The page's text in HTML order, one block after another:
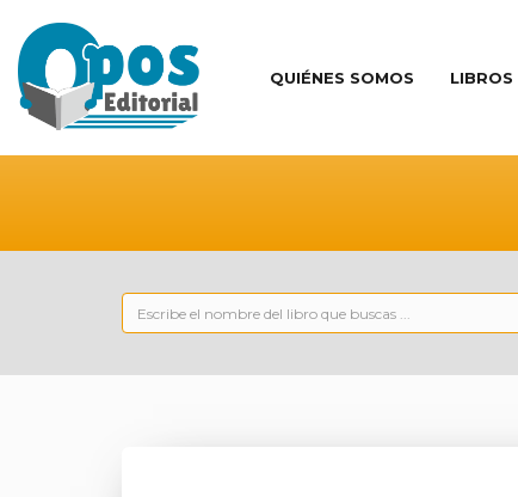
QUIÉNES SOMOS LIBROS